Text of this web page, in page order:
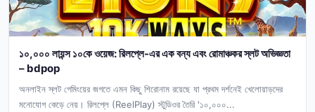
১০,০০০ লায়ন্স ১০কে ওয়েজ: রিলপ্লে-এর এক বন্য এবং রোমাঞ্চকর স্লট অভিজ্ঞতা
– bdpop
অনলাইন স্লট গেমিংয়ের জগতে এমন কিছু শিরোনাম রয়েছে যা প্রথম দর্শনেই খেলোয়াড়দের
মনোযোগ কেড়ে নেয়। রিলপ্লে (ReelPlay) স্টুডিওর তৈরি '১০,০০০...